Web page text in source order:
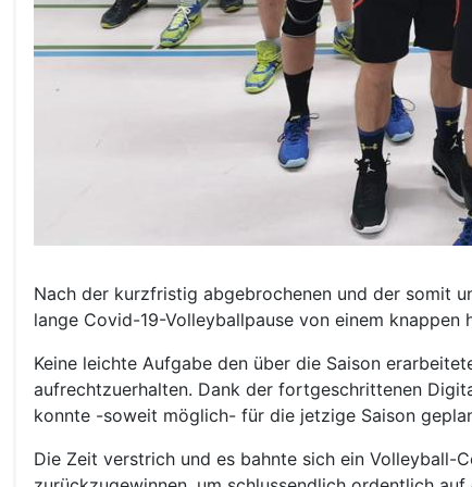
Nach der kurzfristig abgebrochenen und der somit
lange Covid-19-Volleyballpause von einem knappen
Keine leichte Aufgabe den über die Saison
aufrechtzuerhalten. Dank der fortgeschrittenen
konnte -soweit möglich- für die jetzige Saison
Die Zeit verstrich und es bahnte sich ein Volleyball-